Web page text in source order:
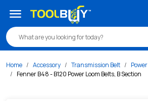
menu
Home Accessory Transmission Belt
Fenner B48 - B120 Power Loom Belts, B Section
/s/fenner-b48-b120-power-loom-